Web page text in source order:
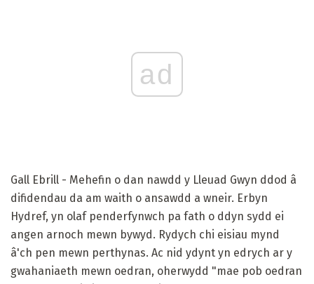
ad
Gall Ebrill - Mehefin o dan nawdd y Lleuad Gwyn ddod â
difidendau da am waith o ansawdd a wneir. Erbyn
Hydref, yn olaf penderfynwch pa fath o ddyn sydd ei
angen arnoch mewn bywyd. Rydych chi eisiau mynd
â'ch pen mewn perthynas. Ac nid ydynt yn edrych ar y
gwahaniaeth mewn oedran, oherwydd "mae pob oedran